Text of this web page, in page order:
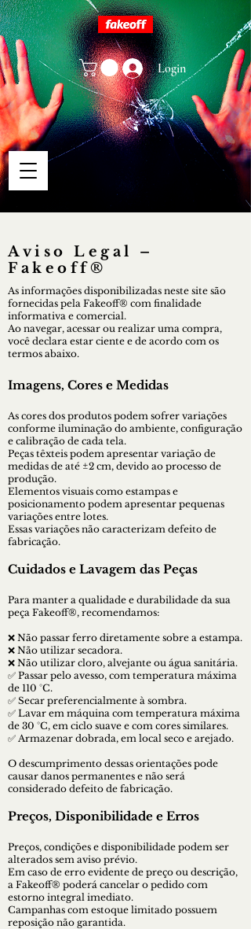
Login
Aviso Legal –
Fakeoff®
As informações disponibilizadas neste site são
fornecidas pela Fakeoff® com finalidade
informativa e comercial.
Ao navegar, acessar ou realizar uma compra,
você declara estar ciente e de acordo com os
termos abaixo.
Imagens, Cores e Medidas
As cores dos produtos podem sofrer variações
conforme iluminação do ambiente, configuração
e calibração de cada tela.
Peças têxteis podem apresentar variação de
medidas de até ±2 cm, devido ao processo de
produção.
Elementos visuais como estampas e
posicionamento podem apresentar pequenas
variações entre lotes.
Essas variações não caracterizam defeito de
fabricação.
Cuidados e Lavagem das Peças
Para manter a qualidade e durabilidade da sua
peça Fakeoff®, recomendamos:
❌ Não passar ferro diretamente sobre a estampa.
❌ Não utilizar secadora.
❌ Não utilizar cloro, alvejante ou água sanitária.
✅ Passar pelo avesso, com temperatura máxima
de 110 °C.
✅ Secar preferencialmente à sombra.
✅ Lavar em máquina com temperatura máxima
de 30 °C, em ciclo suave e com cores similares.
✅ Armazenar dobrada, em local seco e arejado.
O descumprimento dessas orientações pode
causar danos permanentes e não será
considerado defeito de fabricação.
Preços, Disponibilidade e Erros
Preços, condições e disponibilidade podem ser
alterados sem aviso prévio.
Em caso de erro evidente de preço ou descrição,
a Fakeoff® poderá cancelar o pedido com
estorno integral imediato.
Campanhas com estoque limitado possuem
reposição não garantida.